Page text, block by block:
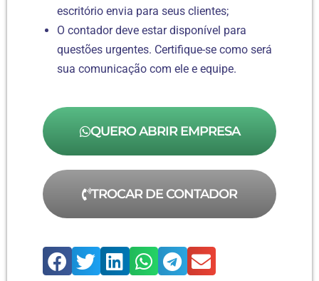
escritório envia para seus clientes;
O contador deve estar disponível para
questões urgentes. Certifique-se como será
sua comunicação com ele e equipe.
QUERO ABRIR EMPRESA
TROCAR DE CONTADOR